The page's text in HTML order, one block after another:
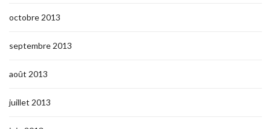
octobre 2013
septembre 2013
août 2013
juillet 2013